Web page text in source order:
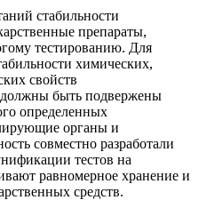
стабильности
препараты,
тестированию. Для
химических,
свойств
должны быть подвержены
определенных
органы и
совместно разработали
тестов на
равномерное хранение и
средств.